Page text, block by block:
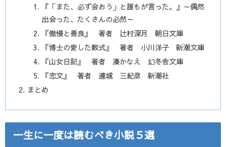
『「また、必ず会おう」と誰もが言った。』～偶然
出会った、たくさんの必然～
『傲慢と善良』 著者 辻村深月 朝日文庫
『博士の愛した数式』 著者 小川洋子 新潮文庫
『山女日記』 著者 湊かなえ 幻冬舎文庫
『恋文』 著者 連城 三紀彦 新潮社
まとめ
一生に一度は読むべき小説５選